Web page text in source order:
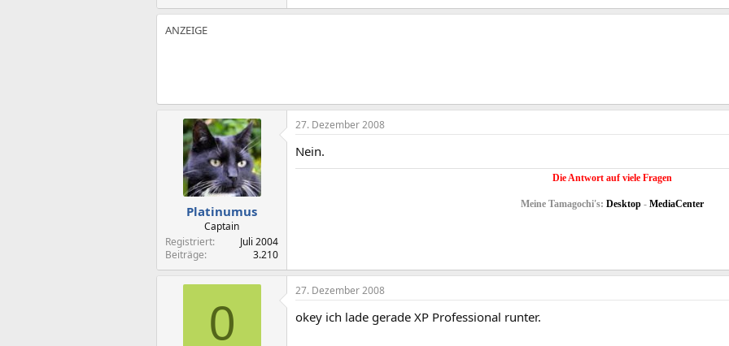
Platinumus
Captain
Registriert
Juli 2004
Beiträge
3.210
27. Dezember 2008
Nein.
Die Antwort auf viele Fragen
Meine Tamagochi's: Desktop- MediaCenter
0
27. Dezember 2008
okey ich lade gerade XP Professional runter.